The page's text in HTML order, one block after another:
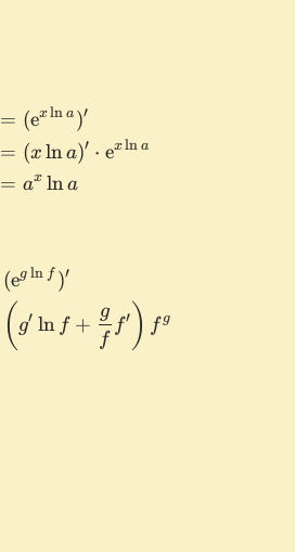
\begin{aligned} (a^x)'
= (ex ln a )′
= (x lna)′ ⋅ ex ln a
= ax lna
\begin{aligned} (f^g)'
(eg ln f )′
( g′ ln f +
f
g
f′ ) f g